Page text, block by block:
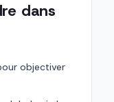
dans
objectiver